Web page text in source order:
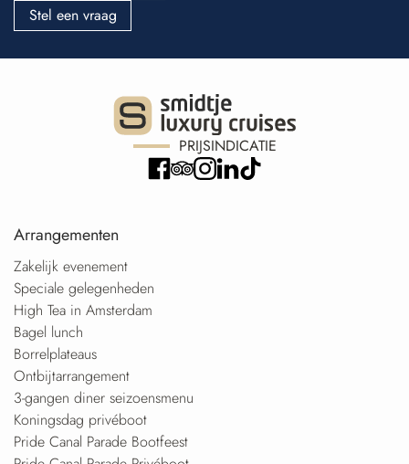
Stel een vraag
PRIJSINDICATIE
Arrangementen
Zakelijk evenement
Speciale gelegenheden
High Tea in Amsterdam
Bagel lunch
Borrelplateaus
Ontbijtarrangement
3-gangen diner seizoensmenu
Koningsdag privéboot
Pride Canal Parade Bootfeest